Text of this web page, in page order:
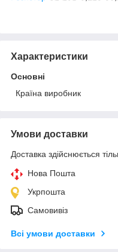
Характеристики
Основні
Країна виробник
Умови доставки
Доставка здійснюється
Нова Пошта
Укрпошта
Самовивіз
Всі умови доставки